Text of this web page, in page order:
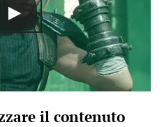
il contenuto